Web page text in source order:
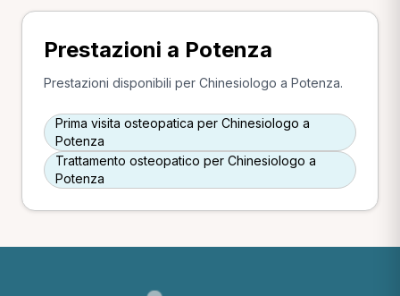
Prestazioni a Potenza
Prestazioni disponibili per Chinesiologo a Potenza.
Prima visita osteopatica per Chinesiologo a
Potenza
Trattamento osteopatico per Chinesiologo a
Potenza